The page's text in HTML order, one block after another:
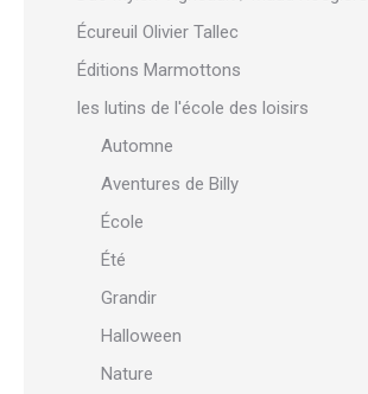
Écureuil Olivier Tallec
Éditions Marmottons
les lutins de l'école des loisirs
Automne
Aventures de Billy
École
Été
Grandir
Halloween
Nature